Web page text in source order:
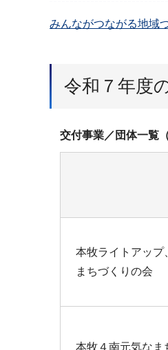
みんながつながる地域
令和７年度
交付事業／団体一覧
本牧ライトアップ
まちづくりの会
本牧４南元気なま